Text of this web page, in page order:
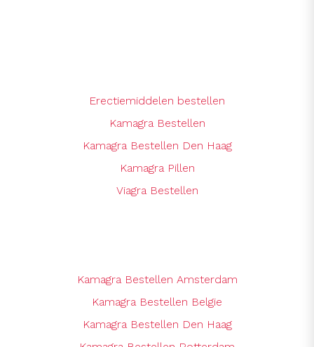
Erectiemiddelen bestellen
Kamagra Bestellen
Kamagra Bestellen Den Haag
Kamagra Pillen
Viagra Bestellen
Kamagra Bestellen Amsterdam
Kamagra Bestellen Belgie
Kamagra Bestellen Den Haag